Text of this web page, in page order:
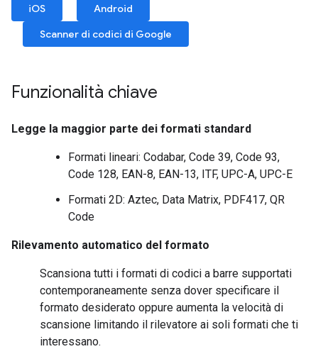
iOS
Android
Scanner di codici di Google
Funzionalità chiave
Legge la maggior parte dei formati standard
Formati lineari: Codabar, Code 39, Code 93,
Code 128, EAN-8, EAN-13, ITF, UPC-A, UPC-E
Formati 2D: Aztec, Data Matrix, PDF417, QR
Code
Rilevamento automatico del formato
Scansiona tutti i formati di codici a barre supportati
contemporaneamente senza dover specificare il
formato desiderato oppure aumenta la velocità di
scansione limitando il rilevatore ai soli formati che ti
interessano.